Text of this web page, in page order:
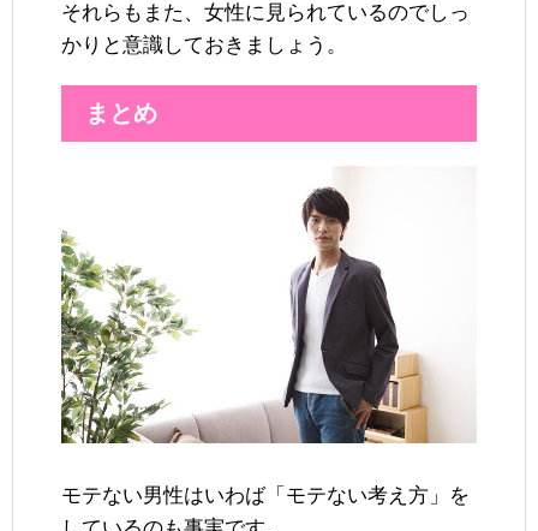
それらもまた、女性に見られているのでしっ
かりと意識しておきましょう。
まとめ
モテない男性はいわば「モテない考え方」を